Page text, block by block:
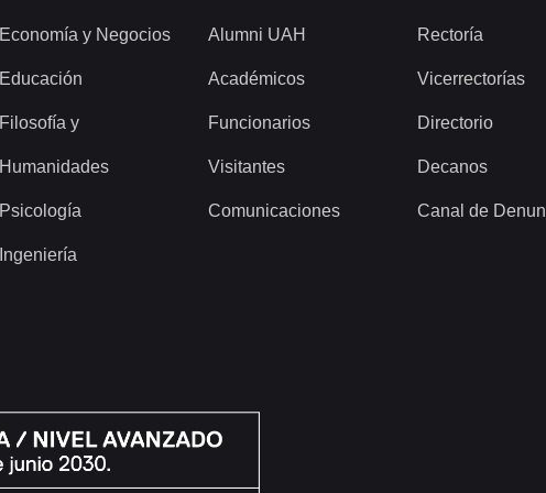
Economía y Negocios
Educación
Filosofía y
Humanidades
Psicología
Ingeniería
Alumni UAH
Académicos
Funcionarios
Visitantes
Comunicaciones
Rectoría
Vicerrectorías
Directorio
Decanos
Canal de